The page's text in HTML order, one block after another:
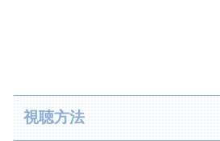
視聴方法